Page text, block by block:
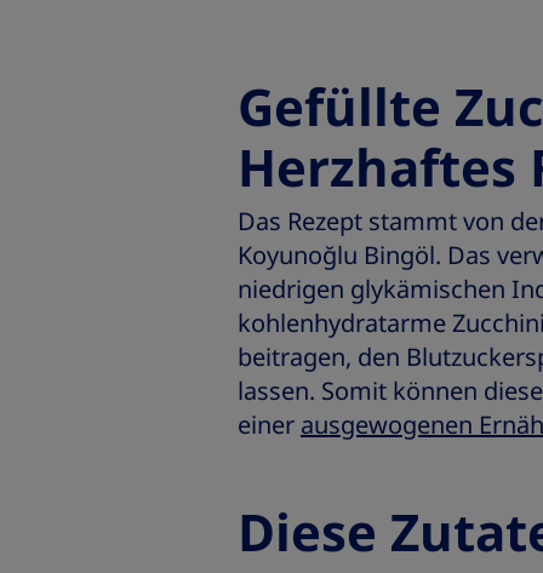
Gefüllte
Herzhaftes
Das Rezept stammt von
Koyunoğlu Bingöl. Das
niedrigen glykämischen
kohlenhydratarme
beitragen, den
lassen. Somit können
einer ausgewogenen
Diese